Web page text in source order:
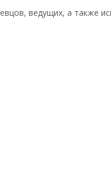
ведущих, а также